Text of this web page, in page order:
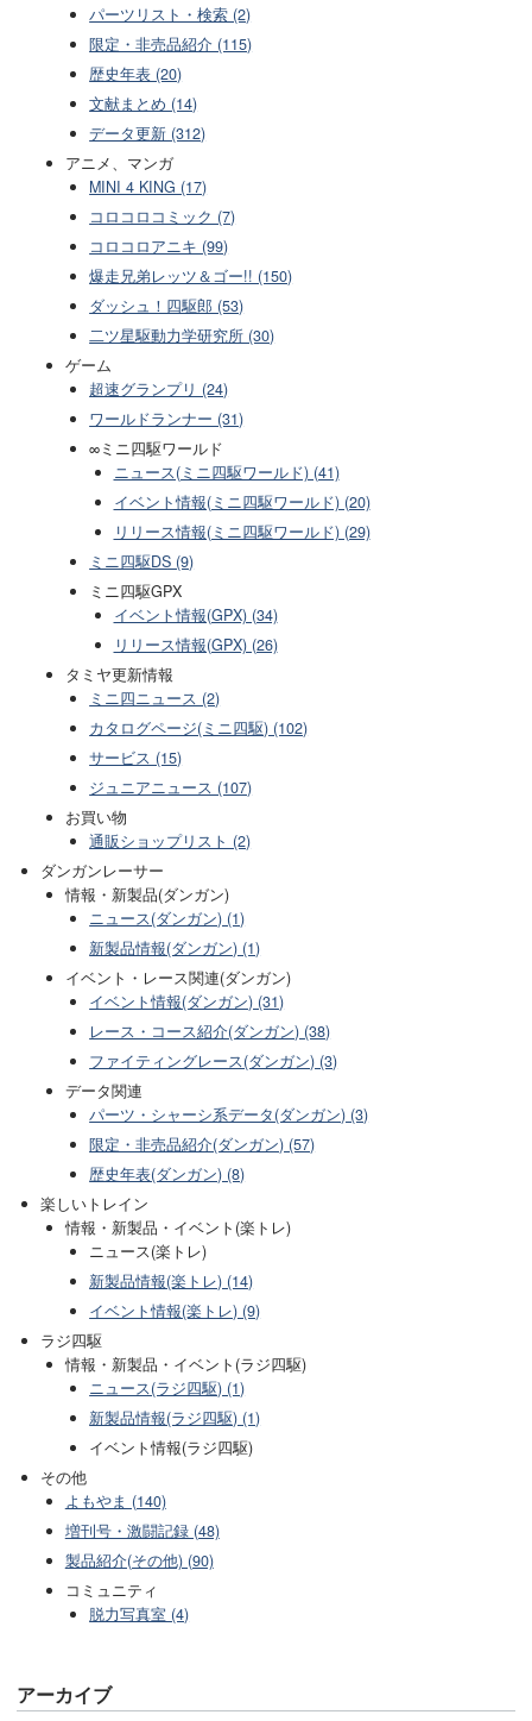
パーツリスト・検索 (2)
限定・非売品紹介 (115)
歴史年表 (20)
文献まとめ (14)
データ更新 (312)
アニメ、マンガ
MINI 4 KING (17)
コロコロコミック (7)
コロコロアニキ (99)
爆走兄弟レッツ＆ゴー!! (150)
ダッシュ！四駆郎 (53)
二ツ星駆動力学研究所 (30)
ゲーム
超速グランプリ (24)
ワールドランナー (31)
∞ミニ四駆ワールド
ニュース(ミニ四駆ワールド) (41)
イベント情報(ミニ四駆ワールド) (20)
リリース情報(ミニ四駆ワールド) (29)
ミニ四駆DS (9)
ミニ四駆GPX
イベント情報(GPX) (34)
リリース情報(GPX) (26)
タミヤ更新情報
ミニ四ニュース (2)
カタログページ(ミニ四駆) (102)
サービス (15)
ジュニアニュース (107)
お買い物
通販ショップリスト (2)
ダンガンレーサー
情報・新製品(ダンガン)
ニュース(ダンガン) (1)
新製品情報(ダンガン) (1)
イベント・レース関連(ダンガン)
イベント情報(ダンガン) (31)
レース・コース紹介(ダンガン) (38)
ファイティングレース(ダンガン) (3)
データ関連
パーツ・シャーシ系データ(ダンガン) (3)
限定・非売品紹介(ダンガン) (57)
歴史年表(ダンガン) (8)
楽しいトレイン
情報・新製品・イベント(楽トレ)
ニュース(楽トレ)
新製品情報(楽トレ) (14)
イベント情報(楽トレ) (9)
ラジ四駆
情報・新製品・イベント(ラジ四駆)
ニュース(ラジ四駆) (1)
新製品情報(ラジ四駆) (1)
イベント情報(ラジ四駆)
その他
よもやま (140)
増刊号・激闘記録 (48)
製品紹介(その他) (90)
コミュニティ
脱力写真室 (4)
アーカイブ